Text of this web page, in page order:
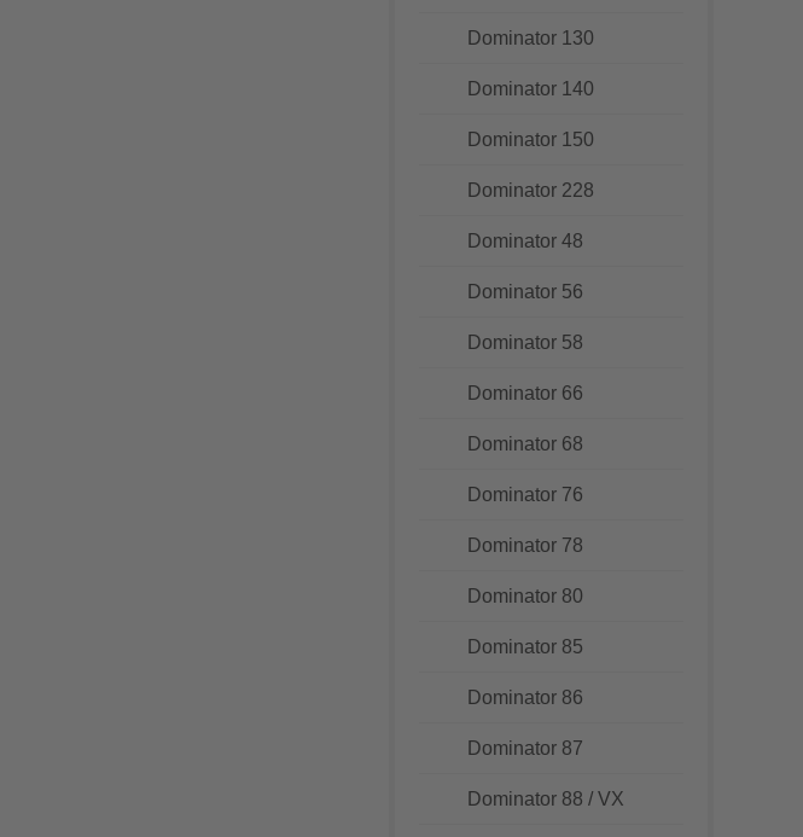
Dominator 130
Dominator 140
Dominator 150
Dominator 228
Dominator 48
Dominator 56
Dominator 58
Dominator 66
Dominator 68
Dominator 76
Dominator 78
Dominator 80
Dominator 85
Dominator 86
Dominator 87
Dominator 88 / VX